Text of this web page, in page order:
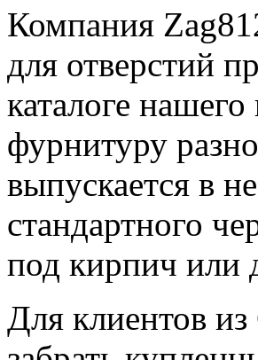
Компания
для отверстий
каталоге
фурнитуру
выпускается в
стандартного
под кирпич или
Для клиентов